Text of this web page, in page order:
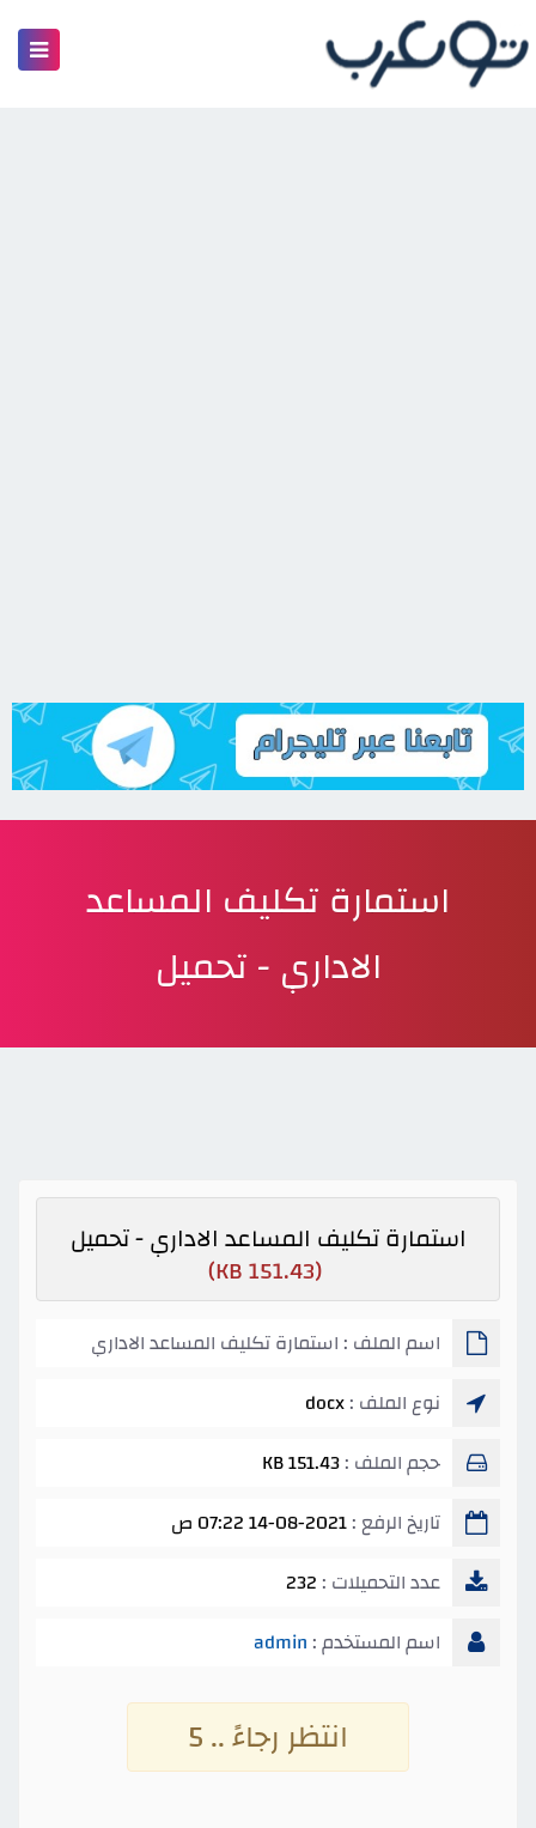
استمارة تكليف المساعد
الاداري - تحميل
استمارة تكليف المساعد الاداري - تحميل
(151.43 KB)
اسم الملف : استمارة تكليف المساعد الاداري
نوع الملف :docx
حجم الملف :151.43 KB
تاريخ الرفع :14-08-2021 07:22 ص
عدد التحميلات : 232
اسم المستخدم : admin
انتظر رجاءً .. 4